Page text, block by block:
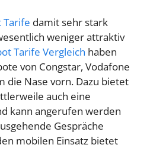
Tarife damit sehr stark
weniger attraktiv
Tarife Vergleich haben
von Congstar, Vodafone
die Nase vorn. Dazu bietet
auch eine
kann angerufen werden
Gespräche
mobilen Einsatz bietet